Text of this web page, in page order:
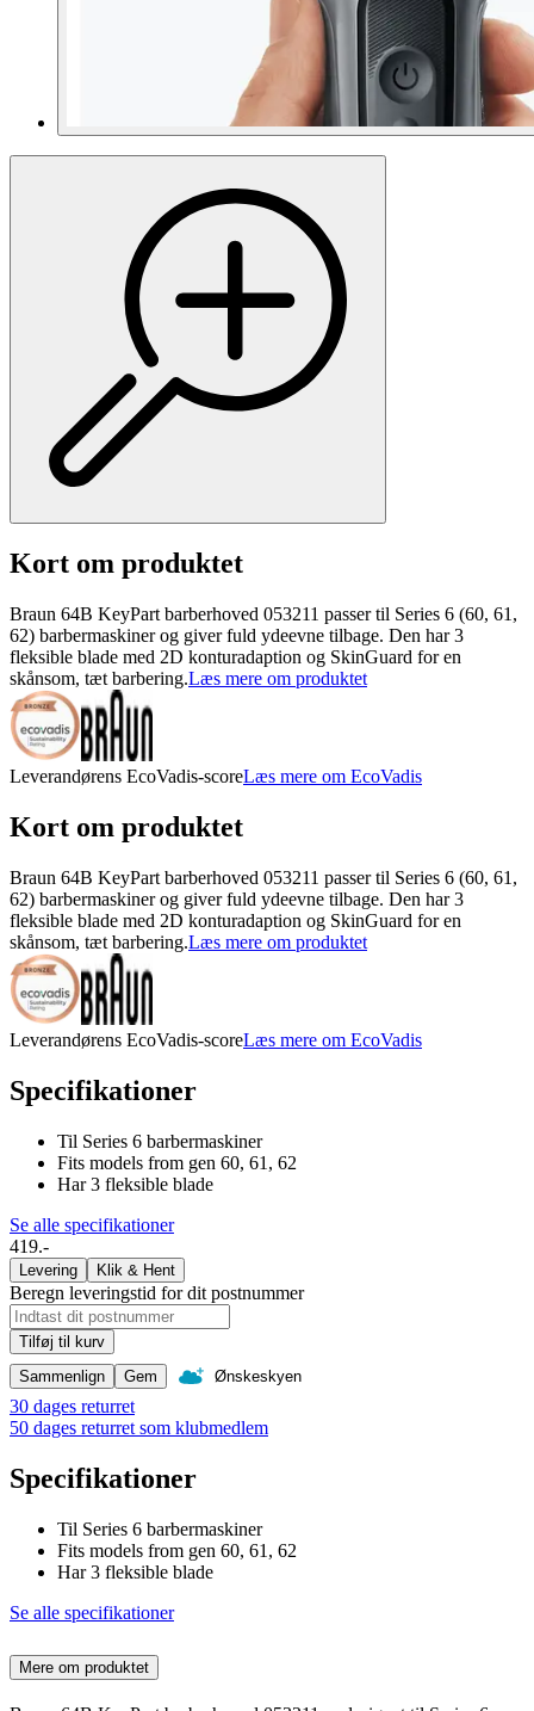
Kort om produktet
Braun 64B KeyPart barberhoved 053211 passer til Series 6 (60, 61,
62) barbermaskiner og giver fuld ydeevne tilbage. Den har 3
fleksible blade med 2D konturadaption og SkinGuard for en
skånsom, tæt barbering.Læs mere om produktet
Leverandørens EcoVadis-scoreLæs mere om EcoVadis
Kort om produktet
Braun 64B KeyPart barberhoved 053211 passer til Series 6 (60, 61,
62) barbermaskiner og giver fuld ydeevne tilbage. Den har 3
fleksible blade med 2D konturadaption og SkinGuard for en
skånsom, tæt barbering.Læs mere om produktet
Leverandørens EcoVadis-scoreLæs mere om EcoVadis
Specifikationer
Til Series 6 barbermaskiner
Fits models from gen 60, 61, 62
Har 3 fleksible blade
Se alle specifikationer
419.-
Levering Klik & Hent
Beregn leveringstid for dit postnummer
Tilføj til kurv
Sammenlign
Gem Ønskeskyen
30 dages returret
50 dages returret som klubmedlem
Specifikationer
Til Series 6 barbermaskiner
Fits models from gen 60, 61, 62
Har 3 fleksible blade
Se alle specifikationer
Mere om produktet